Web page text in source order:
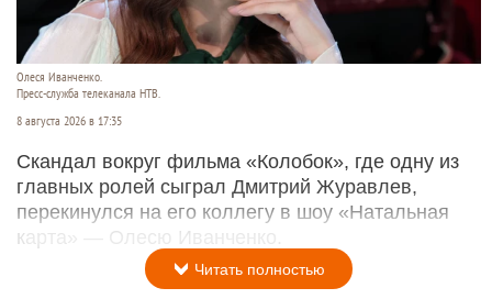
Олеся Иванченко.
Пресс-служба телеканала НТВ.
8 августа 2026 в 17:35
Скандал вокруг фильма «Колобок», где одну из
главных ролей сыграл Дмитрий Журавлев,
перекинулся на его коллегу в шоу «Натальная
карта» — Олесю Иванченко.
Читать полностью